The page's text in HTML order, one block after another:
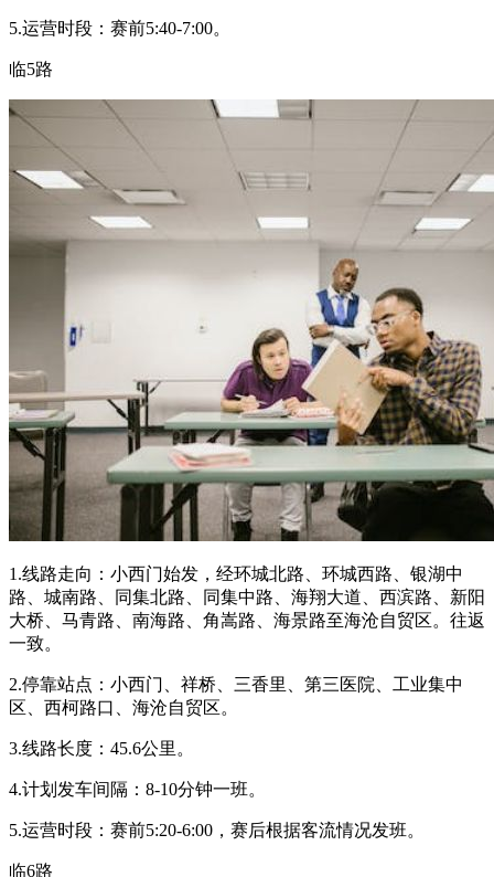
5.运营时段：赛前5:40-7:00。
临5路
1.线路走向：小西门始发，经环城北路、环城西路、银湖中
路、城南路、同集北路、同集中路、海翔大道、西滨路、新阳
大桥、马青路、南海路、角嵩路、海景路至海沧自贸区。往返
一致。
2.停靠站点：小西门、祥桥、三香里、第三医院、工业集中
区、西柯路口、海沧自贸区。
3.线路长度：45.6公里。
4.计划发车间隔：8-10分钟一班。
5.运营时段：赛前5:20-6:00，赛后根据客流情况发班。
临6路